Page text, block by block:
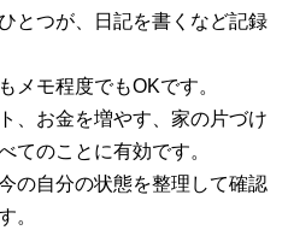
とつが、日記を書くなど記録
メモ程度でもOKです。
、お金を増やす、家の片づけ
てのことに有効です。
の自分の状態を整理して確認
。